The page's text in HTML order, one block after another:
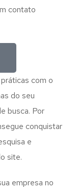
contato
com o
do seu
busca. Por
conquistar
e
site.
empresa no